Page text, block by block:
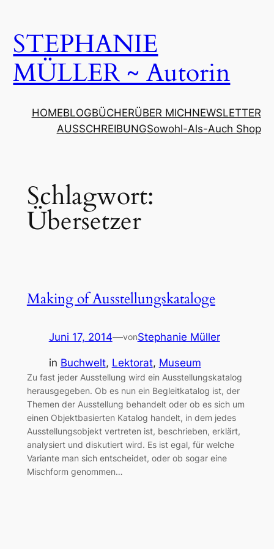
springen
STEPHANIE
MÜLLER ~ Autorin
HOMEBLOGBÜCHERÜBER MICHNEWSLETTER
AUSSCHREIBUNGSowohl-Als-Auch Shop
Schlagwort:
Übersetzer
Making of Ausstellungskataloge
Juni 17, 2014—vonStephanie Müller
in Buchwelt, Lektorat, Museum
Zu fast jeder Ausstellung wird ein Ausstellungskatalog
herausgegeben. Ob es nun ein Begleitkatalog ist, der
Themen der Ausstellung behandelt oder ob es sich um
einen Objektbasierten Katalog handelt, in dem jedes
Ausstellungsobjekt vertreten ist, beschrieben, erklärt,
analysiert und diskutiert wird. Es ist egal, für welche
Variante man sich entscheidet, oder ob sogar eine
Mischform genommen…